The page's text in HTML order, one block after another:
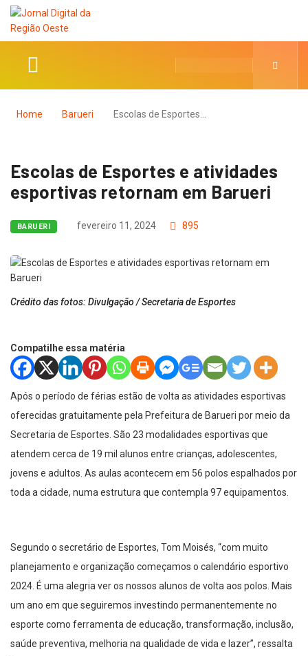
Home Barueri Escolas de Esportes…
Escolas de Esportes e atividades
esportivas retornam em Barueri
BARUERI fevereiro 11, 2024 895
Crédito das fotos: Divulgação / Secretaria de Esportes
Compatilhe essa matéria
Após o período de férias estão de volta as atividades esportivas
oferecidas gratuitamente pela Prefeitura de Barueri por meio da
Secretaria de Esportes. São 23 modalidades esportivas que
atendem cerca de 19 mil alunos entre crianças, adolescentes,
jovens e adultos. As aulas acontecem em 56 polos espalhados por
toda a cidade, numa estrutura que contempla 97 equipamentos.
Segundo o secretário de Esportes, Tom Moisés, “com muito
planejamento e organização começamos o calendário esportivo
2024. É uma alegria ver os nossos alunos de volta aos polos. Mais
um ano em que seguiremos investindo permanentemente no
esporte como ferramenta de educação, transformação, inclusão,
saúde preventiva, melhoria na qualidade de vida e lazer”, ressalta